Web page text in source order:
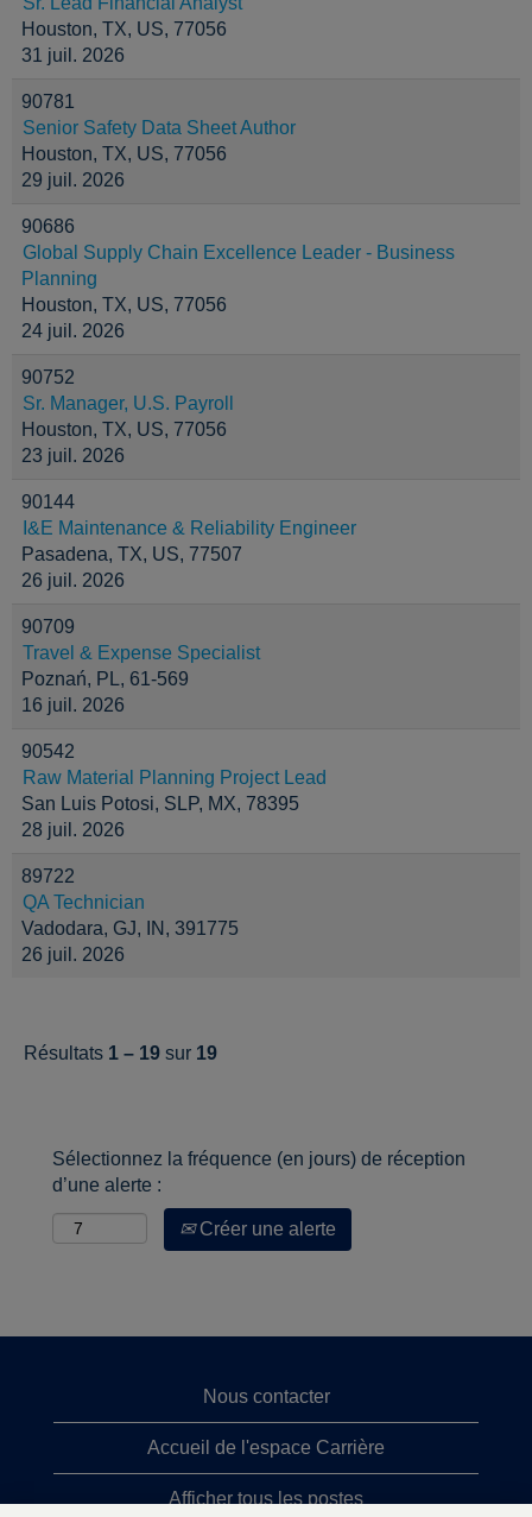
Houston, TX, US, 77056
31 juil. 2026
90781
Senior Safety Data Sheet Author
Houston, TX, US, 77056
29 juil. 2026
90686
Global Supply Chain Excellence Leader - Business
Planning
Houston, TX, US, 77056
24 juil. 2026
90752
Sr. Manager, U.S. Payroll
Houston, TX, US, 77056
23 juil. 2026
90144
I&E Maintenance & Reliability Engineer
Pasadena, TX, US, 77507
26 juil. 2026
90709
Travel & Expense Specialist
Poznań, PL, 61-569
16 juil. 2026
90542
Raw Material Planning Project Lead
San Luis Potosi, SLP, MX, 78395
28 juil. 2026
89722
QA Technician
Vadodara, GJ, IN, 391775
26 juil. 2026
Résultats 1 – 19 sur 19
Sélectionnez la fréquence (en jours) de réception
d’une alerte :
Créer une alerte
Nous contacter
Accueil de l'espace Carrière
Afficher tous les postes